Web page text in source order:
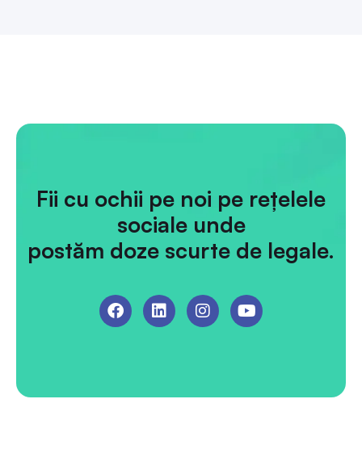
Fii cu ochii pe noi pe rețelele
sociale unde
postăm doze scurte de legale.